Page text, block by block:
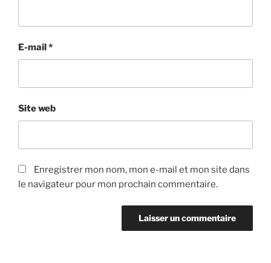
E-mail*
Site web
Enregistrer mon nom, mon e-mail et mon site dans
le navigateur pour mon prochain commentaire.